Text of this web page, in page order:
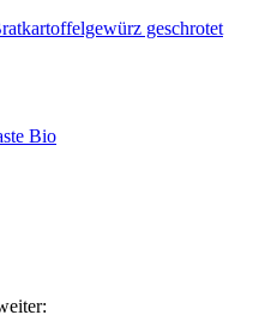
geschrotet
Bio